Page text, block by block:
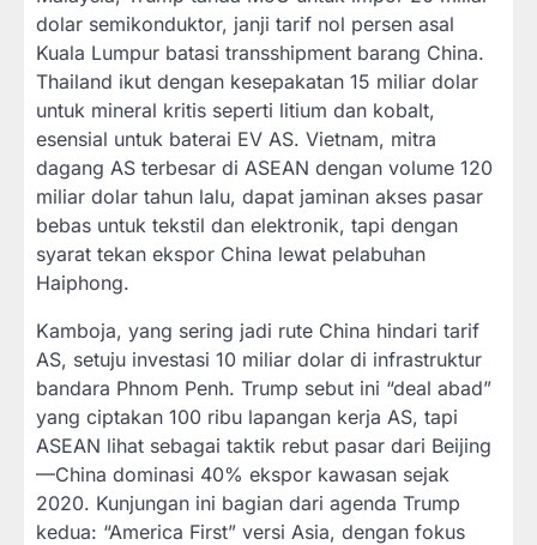
dolar semikonduktor, janji tarif nol persen asal
Kuala Lumpur batasi transshipment barang China.
Thailand ikut dengan kesepakatan 15 miliar dolar
untuk mineral kritis seperti litium dan kobalt,
esensial untuk baterai EV AS. Vietnam, mitra
dagang AS terbesar di ASEAN dengan volume 120
miliar dolar tahun lalu, dapat jaminan akses pasar
bebas untuk tekstil dan elektronik, tapi dengan
syarat tekan ekspor China lewat pelabuhan
Haiphong.
Kamboja, yang sering jadi rute China hindari tarif
AS, setuju investasi 10 miliar dolar di infrastruktur
bandara Phnom Penh. Trump sebut ini “deal abad”
yang ciptakan 100 ribu lapangan kerja AS, tapi
ASEAN lihat sebagai taktik rebut pasar dari Beijing
—China dominasi 40% ekspor kawasan sejak
2020. Kunjungan ini bagian dari agenda Trump
kedua: “America First” versi Asia, dengan fokus